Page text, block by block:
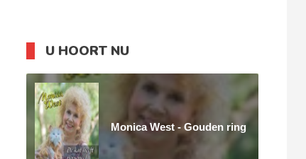
U HOORT NU
Monica West - Gouden ring